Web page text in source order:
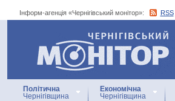
Інформ-агенція «Чернігівський монітор»: RSS
Інформ-агенція
«Чернігівський монітор»
Політична
Чернігівщина
Економічна
Чернігівщина